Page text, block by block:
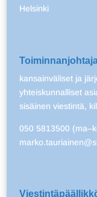
Helsinki
kansainväliset ja
yhteiskunnalliset
sisäinen viestintä,
050 5813500